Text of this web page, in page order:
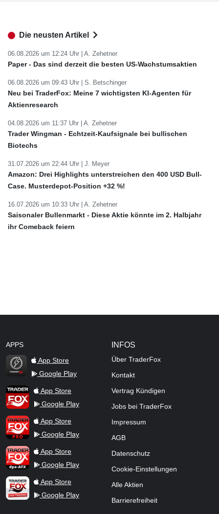
Die neusten Artikel
06.08.2026 um 12:24 Uhr | A. Zehetner
Paper - Das sind derzeit die besten US-Wachstumsaktien
06.08.2026 um 09:43 Uhr | S. Betschinger
Neu bei TraderFox: Meine 7 wichtigsten KI-Agenten für
Aktienresearch
04.08.2026 um 11:37 Uhr | A. Zehetner
Trader Wingman - Echtzeit-Kaufsignale bei bullischen
Biotechs
31.07.2026 um 22:44 Uhr | J. Meyer
Amazon: Drei Highlights unterstreichen den 400 USD Bull-
Case. Musterdepot-Position +32 %!
16.07.2026 um 10:33 Uhr | A. Zehetner
Saisonaler Bullenmarkt - Diese Aktie könnte im 2. Halbjahr
ihr Comeback feiern
APPS
TraderFox Flash
App Store
Google Play
TraderFox AppApp Store
Google Play
TraderFox ProApp Store
Google Play
TraderFox dpa-AFX ProFeed
App Store
Google Play
TraderFox Live Trading
App Store
Google Play
INFOS
Über TraderFox
Kontakt
Vertrag Kündigen
Jobs bei TraderFox
Impressum
AGB
Datenschutz
Cookie-Einstellungen
Alle Aktien
Barrierefreiheit